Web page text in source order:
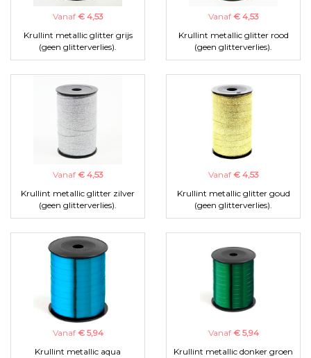
Vanaf € 4,53
Krullint metallic glitter grijs
(geen glitterverlies).
Vanaf € 4,53
Krullint metallic glitter rood
(geen glitterverlies).
Vanaf € 4,53
Krullint metallic glitter zilver
(geen glitterverlies).
Vanaf € 4,53
Krullint metallic glitter goud
(geen glitterverlies).
Vanaf € 5,94
Krullint metallic aqua
Vanaf € 5,94
Krullint metallic donker groen